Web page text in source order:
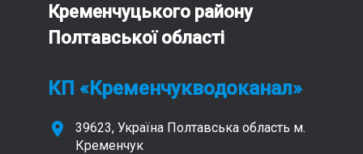
Кременчуцького району
Полтавської області
КП «Кременчукводоканал»
39623, Україна Полтавська область м.
Кременчук